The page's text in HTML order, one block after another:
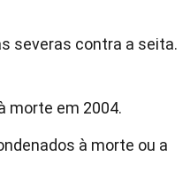
severas contra a seita.
morte em 2004.
à morte ou a